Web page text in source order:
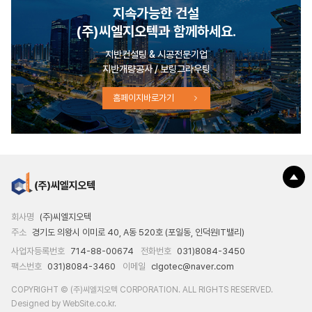
지속가능한 건설
(주)씨엘지오텍과 함께하세요.
지반컨설팅 & 시공전문기업
지반개량공사 / 보링그라우팅
홈페이지바로가기
회사명
(주)씨엘지오텍
주소 경기도 의왕시 이미로 40, A동 520호 (포일동, 인덕원IT밸리)
사업자등록번호
714-88-00674 전화번호
031)8084-3450
팩스번호
031)8084-3460 이메일 clgotec@naver.com
COPYRIGHT © (주)씨엘지오텍 CORPORATION. ALL RIGHTS RESERVED.
Designed by WebSite.co.kr.